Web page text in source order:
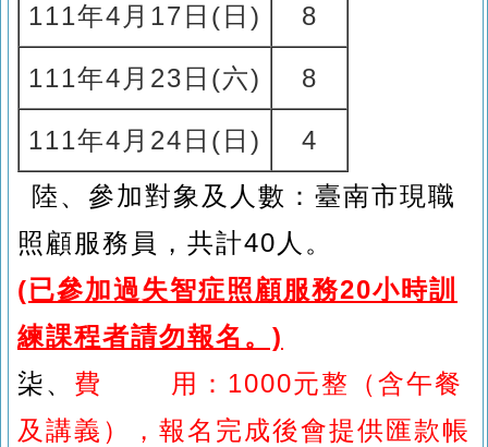
111年4月17日(日 ) 8
111年4月23日(六) 8
111年4月24日(日)
4
陸、參加對象及人數：臺南市現職
照顧服務員，共計40人。
(已參加過失智症照顧服務20小時訓
練課程者請勿報名。)
柒、 費 用：1000元整（含午餐
及講義），報名完成後會提供匯款帳